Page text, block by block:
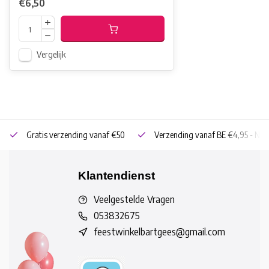
€6,50
Vergelijk
Gratis verzending vanaf €50 Verzending vanaf BE €4,95 - NL
Klantendienst
Veelgestelde Vragen
053832675
feestwinkelbartgees@gmail.com